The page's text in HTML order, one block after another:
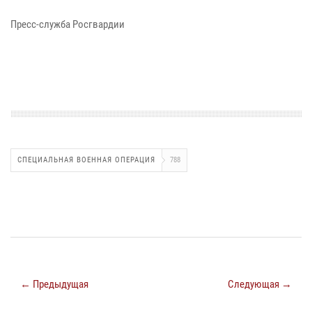
Пресс-служба Росгвардии
СПЕЦИАЛЬНАЯ ВОЕННАЯ ОПЕРАЦИЯ 788
← Предыдущая Следующая →